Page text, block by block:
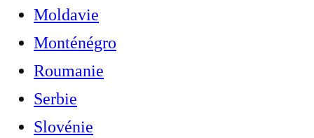
Moldavie
Monténégro
Roumanie
Serbie
Slovénie